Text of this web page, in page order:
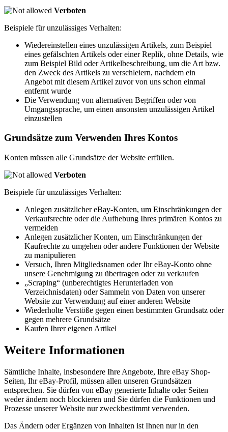
Verboten
Beispiele für unzulässiges Verhalten:
Wiedereinstellen eines unzulässigen Artikels, zum Beispiel
eines gefälschten Artikels oder einer Replik, ohne Details, wie
zum Beispiel Bild oder Artikelbeschreibung, um die Art bzw.
den Zweck des Artikels zu verschleiern, nachdem ein
Angebot mit diesem Artikel zuvor von uns schon einmal
entfernt wurde
Die Verwendung von alternativen Begriffen oder von
Umgangssprache, um einen ansonsten unzulässigen Artikel
einzustellen
Grundsätze zum Verwenden Ihres Kontos
Konten müssen alle Grundsätze der Website erfüllen.
Verboten
Beispiele für unzulässiges Verhalten:
Anlegen zusätzlicher eBay-Konten, um Einschränkungen der
Verkaufsrechte oder die Aufhebung Ihres primären Kontos zu
vermeiden
Anlegen zusätzlicher Konten, um Einschränkungen der
Kaufrechte zu umgehen oder andere Funktionen der Website
zu manipulieren
Versuch, Ihren Mitgliedsnamen oder Ihr eBay-Konto ohne
unsere Genehmigung zu übertragen oder zu verkaufen
„Scraping“ (unberechtigtes Herunterladen von
Verzeichnisdaten) oder Sammeln von Daten von unserer
Website zur Verwendung auf einer anderen Website
Wiederholte Verstöße gegen einen bestimmten Grundsatz oder
gegen mehrere Grundsätze
Kaufen Ihrer eigenen Artikel
Weitere Informationen
Sämtliche Inhalte, insbesondere Ihre Angebote, Ihre eBay Shop-
Seiten, Ihr eBay-Profil, müssen allen unseren Grundsätzen
entsprechen. Sie dürfen von eBay generierte Inhalte oder Seiten
weder ändern noch blockieren und Sie dürfen die Funktionen und
Prozesse unserer Website nur zweckbestimmt verwenden.
Das Ändern oder Ergänzen von Inhalten ist Ihnen nur in den